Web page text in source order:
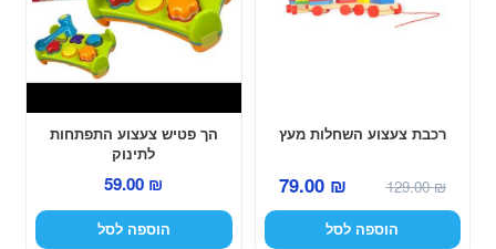
רכבת צעצוע השחלות מעץ
129.00₪
המחיר
המקורי
היה:
79.00 ₪
המחיר
הנוכחי
הוא:
הוספה לסל
הך פטיש צעצוע התפתחות
לתינוק
59.00 ₪
הוספה לסל